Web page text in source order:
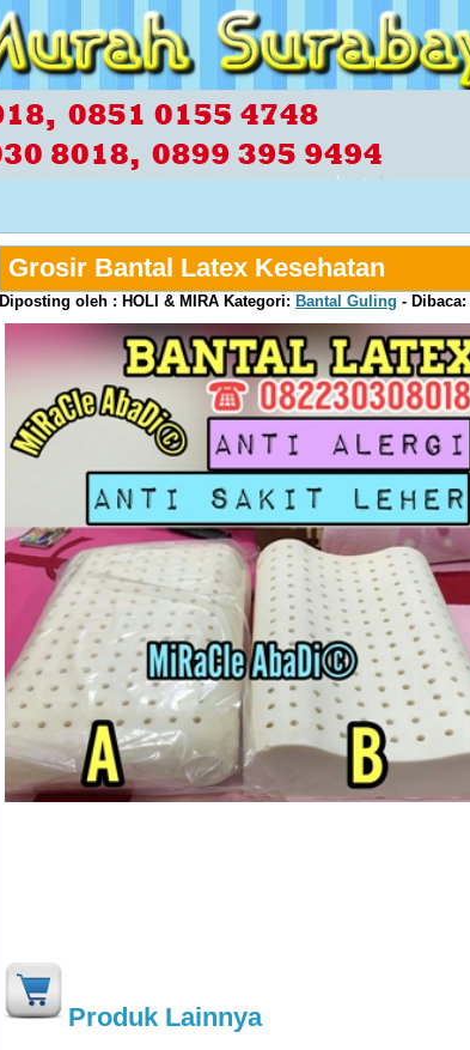
Grosir Bantal Latex Kesehatan
Diposting oleh : HOLI & MIRA Kategori: Bantal Guling - Dibaca:
Produk Lainnya